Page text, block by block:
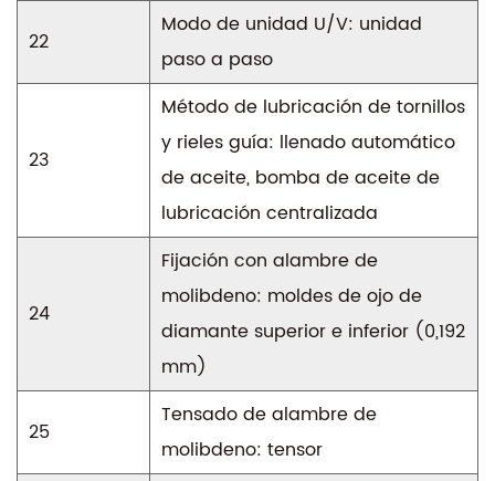
22
Modo de unidad U/V: unidad
paso a paso
23
Método de lubricación de tornillos
y rieles guía: llenado automático
de aceite, bomba de aceite de
lubricación centralizada
24
Fijación con alambre de
molibdeno: moldes de ojo de
diamante superior e inferior (0,192
mm)
25
Tensado de alambre de
molibdeno: tensor